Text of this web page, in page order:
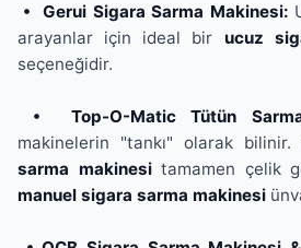
• Gerui Sigara Sarma Makinesi:
arayanlar için ideal bir ucuz
seçeneğidir.
• Top-O-Matic Tütün
makinelerin "tankı" olarak bilinir.
sarma makinesitamamen çelik
manuel sigara sarma makinesi